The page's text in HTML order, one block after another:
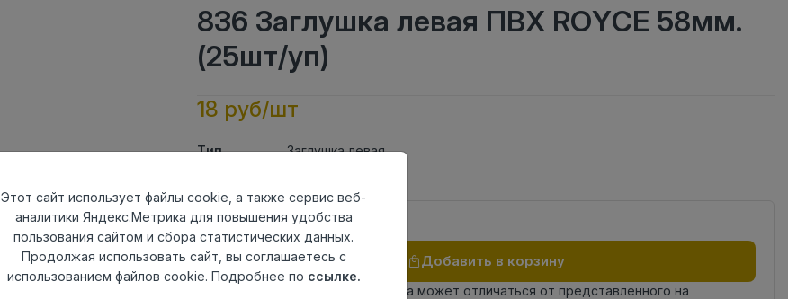
836 Заглушка левая ПВХ ROYCE 58мм.
(25шт/уп)
18 руб/шт
Тип
Заглушка левая
Материал
14 шт
Добавить в корзину
Внимание! Внешний вид товара может отличаться от представленного на
Этот сайт использует файлы cookie, а также сервис веб-
аналитики Яндекс.Метрика для повышения удобства
пользования сайтом и сбора статистических данных.
Продолжая использовать сайт, вы соглашаетесь с
использованием файлов cookie. Подробнее по ссылке.